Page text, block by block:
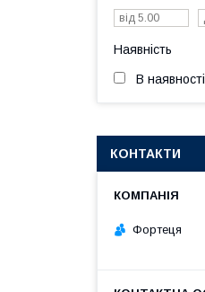
Наявність
В наявності
КОНТАКТИ
Фортеця